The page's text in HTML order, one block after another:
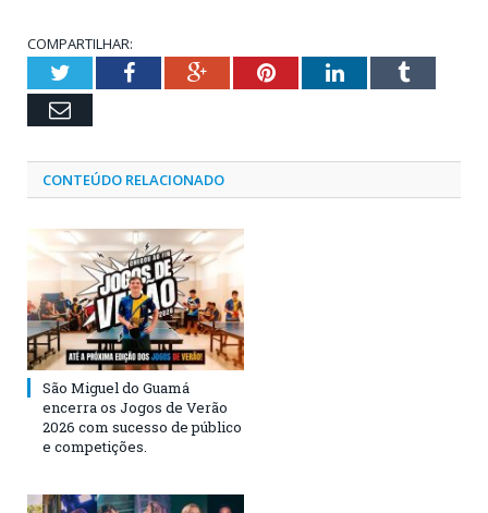
COMPARTILHAR:
TwitterFacebookGoogle+PinterestLinkedInTumblr
Email
CONTEÚDO RELACIONADO
São Miguel do Guamá
encerra os Jogos de Verão
2026 com sucesso de público
e competições.